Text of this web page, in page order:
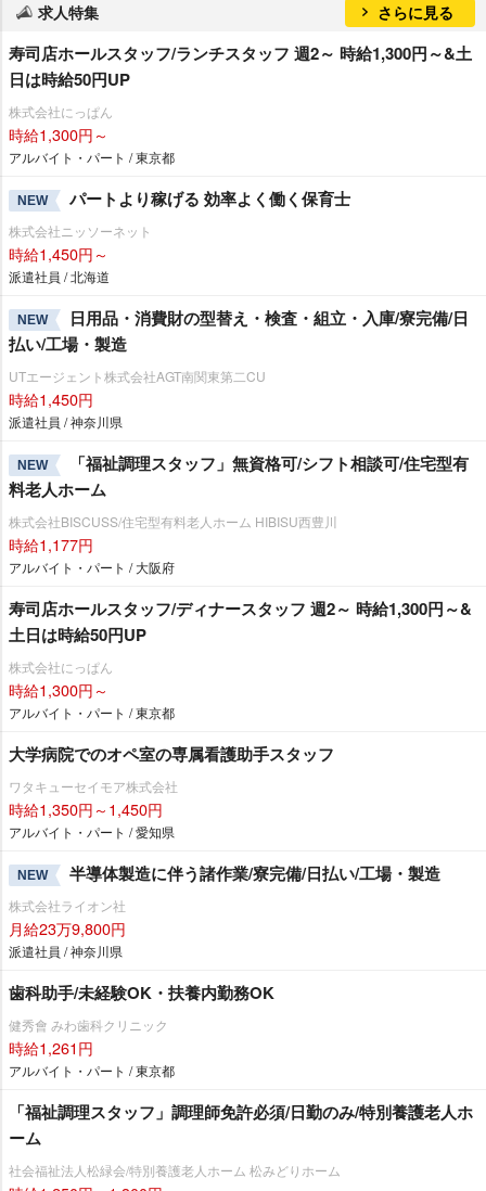
求人特集 さらに見る
寿司店ホールスタッフ/ランチスタッフ 週2～ 時給1,300円～&土
日は時給50円UP
株式会社にっぱん
時給1,300円～
アルバイト・パート / 東京都
NEW パートより稼げる 効率よく働く保育士
株式会社ニッソーネット
時給1,450円～
派遣社員 / 北海道
NEW
日用品・消費財の型替え・検査・組立・入庫/寮完備/日
払い/工場・製造
UTエージェント株式会社AGT南関東第二CU
時給1,450円
派遣社員 / 神奈川県
NEW
「福祉調理スタッフ」無資格可/シフト相談可/住宅型有
料老人ホーム
株式会社BISCUSS/住宅型有料老人ホーム HIBISU西豊川
時給1,177円
アルバイト・パート / 大阪府
寿司店ホールスタッフ/ディナースタッフ 週2～ 時給1,300円～&
土日は時給50円UP
株式会社にっぱん
時給1,300円～
アルバイト・パート / 東京都
大学病院でのオペ室の専属看護助手スタッフ
ワタキューセイモア株式会社
時給1,350円～1,450円
アルバイト・パート / 愛知県
NEW 半導体製造に伴う諸作業/寮完備/日払い/工場・製造
株式会社ライオン社
月給23万9,800円
派遣社員 / 神奈川県
歯科助手/未経験OK・扶養内勤務OK
健秀會 みわ歯科クリニック
時給1,261円
アルバイト・パート / 東京都
「福祉調理スタッフ」調理師免許必須/日勤のみ/特別養護老人ホ
ーム
社会福祉法人松緑会/特別養護老人ホーム 松みどりホーム